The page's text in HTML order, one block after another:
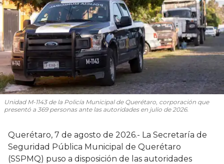
Unidad M-1143 de la Policía Municipal de Querétaro, corporación que
presentó a 369 personas ante las autoridades en julio de 2026.
Querétaro, 7 de agosto de 2026.- La Secretaría de
Seguridad Pública Municipal de Querétaro
(SSPMQ) puso a disposición de las autoridades